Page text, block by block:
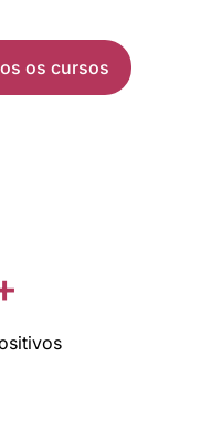
os cursos